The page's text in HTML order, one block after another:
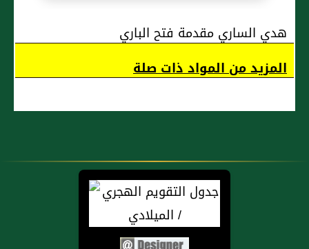
هدي الساري مقدمة فتح الباري
المزيد من المواد ذات صلة